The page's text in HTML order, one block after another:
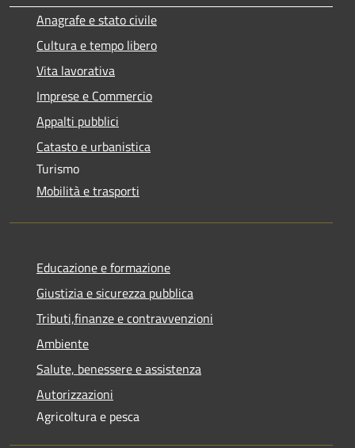
Anagrafe e stato civile
Cultura e tempo libero
Vita lavorativa
Imprese e Commercio
Appalti pubblici
Catasto e urbanistica
Turismo
Mobilità e trasporti
Educazione e formazione
Giustizia e sicurezza pubblica
Tributi,finanze e contravvenzioni
Ambiente
Salute, benessere e assistenza
Autorizzazioni
Agricoltura e pesca